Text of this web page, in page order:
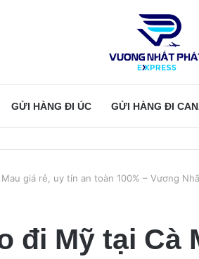
GỬI HÀNG ĐI ÚC GỬI HÀNG ĐI
giá rẻ, uy tín an toàn 100% – Vương
đi Mỹ tại Cà